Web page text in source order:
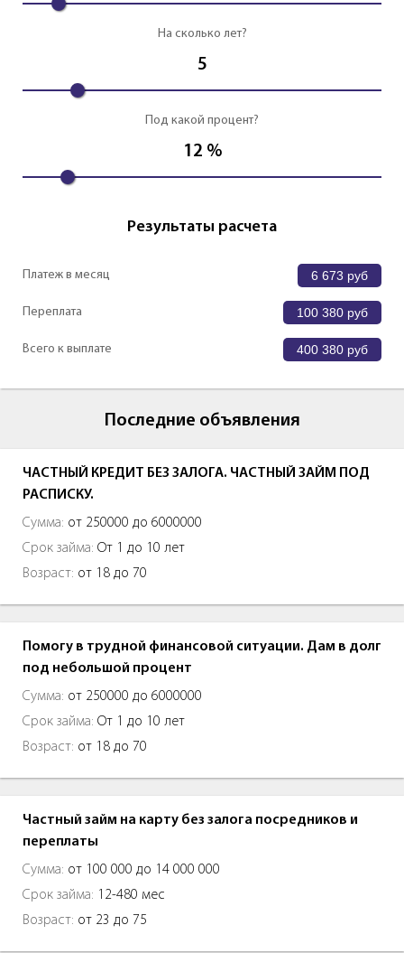
На сколько лет?
5
Под какой процент?
12 %
Результаты расчета
Платеж в месяц 6 673 руб
Переплата 100 380 руб
Всего к выплате 400 380 руб
Последние объявления
ЧАСТНЫЙ КРЕДИТ БЕЗ ЗАЛОГА. ЧАСТНЫЙ ЗАЙМ ПОД
РАСПИСКУ.
Сумма: от 250000 до 6000000
Срок займа: От 1 до 10 лет
Возраст: от 18 до 70
Помогу в трудной финансовой ситуации. Дам в долг
под небольшой процент
Сумма: от 250000 до 6000000
Срок займа: От 1 до 10 лет
Возраст: от 18 до 70
Частный займ на карту без залога посредников и
переплаты
Сумма: от 100 000 до 14 000 000
Срок займа: 12-480 мес
Возраст: от 23 до 75